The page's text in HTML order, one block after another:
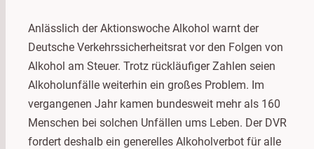
Anlässlich der Aktionswoche Alkohol warnt der
Deutsche Verkehrssicherheitsrat vor den Folgen von
Alkohol am Steuer. Trotz rückläufiger Zahlen seien
Alkoholunfälle weiterhin ein großes Problem. Im
vergangenen Jahr kamen bundesweit mehr als 160
Menschen bei solchen Unfällen ums Leben. Der DVR
fordert deshalb ein generelles Alkoholverbot für alle